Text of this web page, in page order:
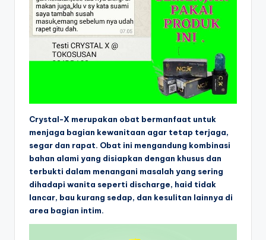
Crystal-X merupakan obat bermanfaat untuk
menjaga bagian kewanitaan agar tetap terjaga,
segar dan rapat. Obat ini mengandung kombinasi
bahan alami yang disiapkan dengan khusus dan
terbukti dalam menangani masalah yang sering
dihadapi wanita seperti discharge, haid tidak
lancar, bau kurang sedap, dan kesulitan lainnya di
area bagian intim.